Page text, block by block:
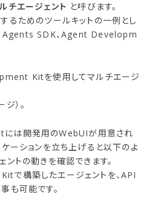
チエージェント と呼びます。
るためのツールキットの一例とし
Agents SDK、Agent Developm
Kitを使用してマルチエージ
）。
は開発用のWebUIが用意され
ケーションを立ち上げると以下のよ
ントの動きを確認できます。
構築したエージェントを、API
も可能です。